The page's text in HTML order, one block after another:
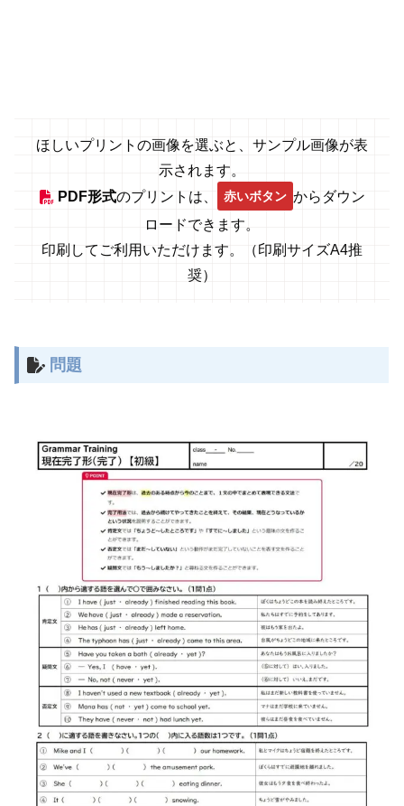
ほしいプリントの画像を選ぶと、サンプル画像が表
示されます。
PDF形式のプリントは、 赤いボタン からダウン
ロードできます。
印刷してご利用いただけます。（印刷サイズA4推
奨）
問題